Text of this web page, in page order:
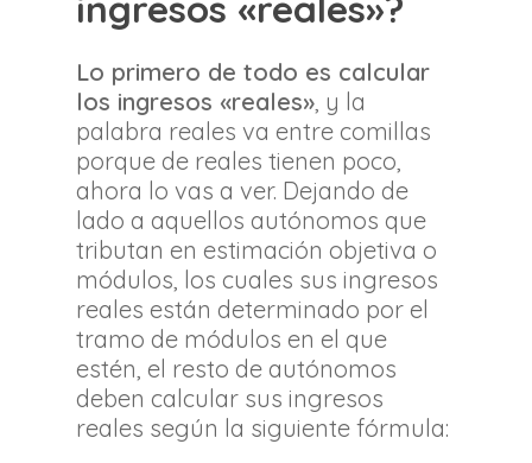
Lo primero de todo es calcular
los ingresos «reales», y la
palabra reales va entre comillas
porque de reales tienen poco,
ahora lo vas a ver. Dejando de
lado a aquellos autónomos que
tributan en estimación objetiva o
módulos, los cuales sus ingresos
reales están determinado por el
tramo de módulos en el que
estén, el resto de autónomos
deben calcular sus ingresos
reales según la siguiente fórmula: